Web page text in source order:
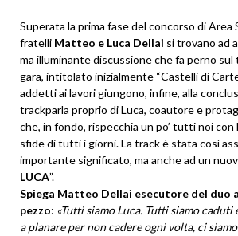
Superata la prima fase del concorso di Area
fratelli Matteo e Luca Dellai si trovano ad
ma illuminante discussione che fa perno sul
gara, intitolato inizialmente “Castelli di
addetti ai lavori giungono, infine, alla
trackparla proprio di Luca, coautore e
che, in fondo, rispecchia un po’ tutti noi
sfide di tutti i giorni. La track è stata così
importante significato, ma anche ad un
LUCA”.
Spiega Matteo Dellai esecutore del duo
pezzo: «Tutti siamo Luca. Tutti siamo
a planare per non cadere ogni volta, ci